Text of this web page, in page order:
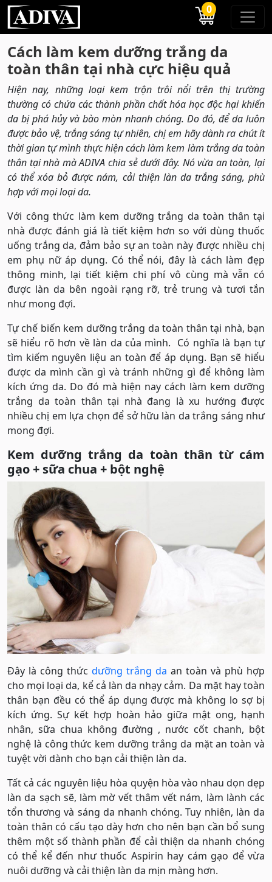
0
Cách làm kem dưỡng trắng da
toàn thân tại nhà cực hiệu quả
Hiện nay, những loại kem trộn trôi nổi trên thị trường
thường có chứa các thành phần chất hóa học độc hại khiến
da bị phá hủy và bào mòn nhanh chóng. Do đó, để da luôn
được bảo vệ, trắng sáng tự nhiên, chị em hãy dành ra chút ít
thời gian tự mình thực hiện cách làm kem làm trắng da toàn
thân tại nhà mà ADIVA chia sẻ dưới đây. Nó vừa an toàn, lại
có thể xóa bỏ được nám, cải thiện làn da trắng sáng, phù
hợp với mọi loại da.
Với công thức làm kem dưỡng trắng da toàn thân tại
nhà được đánh giá là tiết kiệm hơn so với dùng thuốc
uống trắng da, đảm bảo sự an toàn này được nhiều chị
em phụ nữ áp dụng. Có thể nói, đây là cách làm đẹp
thông minh, lại tiết kiệm chi phí vô cùng mà vẫn có
được làn da bên ngoài rạng rỡ, trẻ trung và tươi tắn
như mong đợi.
Tự chế biến kem dưỡng trắng da toàn thân tại nhà, bạn
sẽ hiểu rõ hơn về làn da của mình. Có nghĩa là bạn tự
tìm kiếm nguyên liệu an toàn để áp dụng. Bạn sẽ hiểu
được da mình cần gì và tránh những gì để không làm
kích ứng da. Do đó mà hiện nay cách làm kem dưỡng
trắng da toàn thân tại nhà đang là xu hướng được
nhiều chị em lựa chọn để sở hữu làn da trắng sáng như
mong đợi.
Kem dưỡng trắng da toàn thân từ cám
gạo + sữa chua + bột nghệ
Đây là công thức dưỡng trắng da an toàn và phù hợp
cho mọi loại da, kể cả làn da nhạy cảm. Da mặt hay toàn
thân bạn đều có thể áp dụng được mà không lo sợ bị
kích ứng. Sự kết hợp hoàn hảo giữa mật ong, hạnh
nhân, sữa chua không đường , nước cốt chanh, bột
nghệ là công thức kem dưỡng trắng da mặt an toàn và
tuyệt vời dành cho bạn cải thiện làn da.
Tất cả các nguyên liệu hòa quyện hòa vào nhau dọn dẹp
làn da sạch sẽ, làm mờ vết thâm vết nám, làm lành các
tổn thương và sáng da nhanh chóng. Tuy nhiên, làn da
toàn thân có cấu tạo dày hơn cho nên bạn cần bổ sung
thêm một số thành phần để cải thiện da nhanh chóng
có thể kể đến như thuốc Aspirin hay cám gạo để vừa
nuôi dưỡng và cải thiện làn da mịn màng hơn.